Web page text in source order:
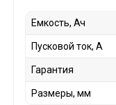
Емкость, Ач
Пусковой ток, А
Гарантия
Размеры, мм